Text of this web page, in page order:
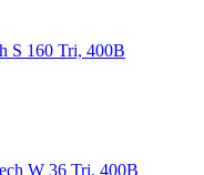
S 160 Tri, 400В